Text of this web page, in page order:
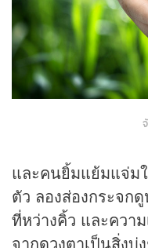
และคนยิ้มแย้มแจ่ม
ตัว ลองส่องกระจก
ที่หว่างคิ้ว และควา
จากดวงตาเป็นสิ่งบ่